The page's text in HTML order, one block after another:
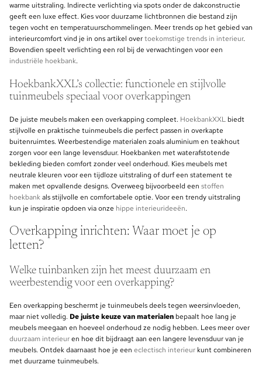
warme uitstraling. Indirecte verlichting via spots onder de dakconstructie
geeft een luxe effect. Kies voor duurzame lichtbronnen die bestand zijn
tegen vocht en temperatuurschommelingen. Meer trends op het gebied van
interieurcomfort vind je in ons artikel overtoekomstige trends in interieur.
Bovendien speelt verlichting een rol bij de verwachtingen voor een
industriële hoekbank.
HoekbankXXL’s collectie: functionele en stijlvolle
tuinmeubels speciaal voor overkappingen
De juiste meubels maken een overkapping compleet. HoekbankXXLbiedt
stijlvolle en praktische tuinmeubels die perfect passen in overkapte
buitenruimtes. Weerbestendige materialen zoals aluminium en teakhout
zorgen voor een lange levensduur. Hoekbanken met waterafstotende
bekleding bieden comfort zonder veel onderhoud. Kies meubels met
neutrale kleuren voor een tijdloze uitstraling of durf een statement te
maken met opvallende designs. Overweeg bijvoorbeeld een stoffen
hoekbankals stijlvolle en comfortabele optie. Voor een trendy uitstraling
kun je inspiratie opdoen via onze hippe interieurideeën.
Overkapping inrichten: Waar moet je op
letten?
Welke tuinbanken zijn het meest duurzaam en
weerbestendig voor een overkapping?
Een overkapping beschermt je tuinmeubels deels tegen weersinvloeden,
maar niet volledig. De juiste keuze van materialenbepaalt hoe lang je
meubels meegaan en hoeveel onderhoud ze nodig hebben. Lees meer over
duurzaam interieuren hoe dit bijdraagt aan een langere levensduur van je
meubels. Ontdek daarnaast hoe je een eclectisch interieurkunt combineren
met duurzame tuinmeubels.